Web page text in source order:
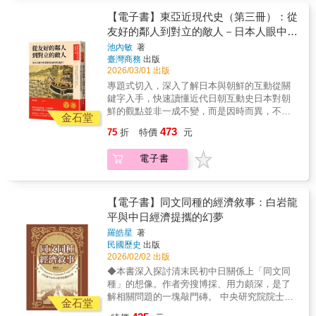
辨認出一個民族的輪廓。讀《妖怪談義》，我
們看見的是柳田如何將那些令人畏懼的異形存
在，納入系統性的思考。妖怪不只是民間的想
像，而是人們面對未知、恐懼與邊界時，所留
下的集體印記。七本書合而觀之，構成了一幅
完整的圖，柳田國男窮盡一生試圖回答的，始
終是同一個問題：日本，為何是如今的模樣？
本書特色 ★日本民俗學經典之作，柳田國男晚
〈海神宮考〉、〈彌勒之船〉等重要論文，呈
為核心的文化起源論，顛覆傳統大陸中心史
觀。不同於過往強調中國大陸傳入的說法，柳
田提出從南方島嶼經由海路傳播文化的可能
性。★從語言、神話與「漂流物」切入的獨特
方法。椰子、流木、風名與歌謠，這些看似零
碎的日常經驗，在本書中被轉化為理解歷史的
線索。★思想價值大於結論的經典著作。書中
部分推論已被當代學界修正，但其提出問題、
建構假說的方式，至今仍具有啟發性。★對台
灣讀者而言的特殊意義。書中多次觸及琉球、
南西諸島乃至台灣，使本書成為重新思考「南
島世界」與「海洋文化」的重要入口。
式風格奠定了基調。此外也由於農業技術進
步、工商業發達、貨幣廣泛流通並且與海外貿
易頻繁，人們開始積極追求財富、權力與地
位，以下剋上、講求實力主義的風潮也逐漸興
起。鎌倉、室町時代長達四百年，這四百年卻
並不平穩。自源平之亂後，源賴朝在關東建立
鎌倉幕府以來，政權從源家落到外戚北條一族
手中，後又分裂為南北朝，最後由統一日本建
立室町幕府的足利一族掌握。本書沿著脈絡，
帶領讀者走進這段動亂歷史，看見當時人民的
文化層面的百姓日常，完整具體地呈現平安時
代以後，動盪的鐮倉室町時代如何一步步走向
更加混亂的亂世戰國……
金石堂
【電子書】東亞近現代史（第三冊）：從
友好的鄰人到對立的敵人－日本人眼中的
朝鮮是如何形成的？
池內敏 著
臺灣商務 出版
2026/03/01 出版
專題式切入，深入了解日本與朝鮮的互動從關
鍵字入手，快速讀懂近代日朝互動史日本對朝
鮮的觀點並非一成不變，而是因時而異，不斷
細膩且多層次的手法，剖析了從十七世紀江戶
幕府初期至二十世紀初明治日本殖民朝鮮這段
漫長歲月中，日本人對朝鮮半島及其人民的複
重建與朝鮮王朝的關係。兩國通過「朝鮮通信
使」重建外交關係，並摸索著確立兩國的對等
外交，從而開啟兩百餘年的和平。作者細緻地
描繪了當時日本人對於通信使一行所展現出
的，既有對於異國文化的好奇與憧憬，也潛藏
著基於「神功皇后征韓」等古老傳說而來的優
越感。這種看似矛盾的心態，在當時的繪畫、
文學作品中均有體現。在「元祿竹島事件」
中，日朝雙方就鬱陵島（當時日本稱為「竹
75 折 特價 473 元
電子書
金石堂
【電子書】同文同種的經濟敘事：白岩龍
平與中日經濟提攜的幻夢
羅皓星 著
民國歷史 出版
2026/02/02 出版
◆本書深入探討清末民初中日關係上「同文同
種」的想像。作者旁搜博採、用力頗深，是了
解相關問題的一塊敲門磚。 中央研究院院士──